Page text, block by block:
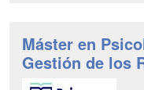
Máster en
Gestión de los